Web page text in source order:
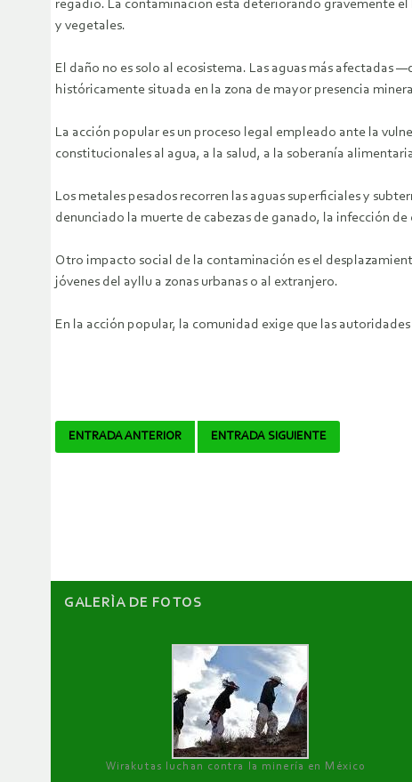
regadío. La contaminación está deteriorando gravemente
y vegetales.
El daño no es solo al ecosistema. Las aguas más afectadas
históricamente situada en la zona de mayor presencia
La acción popular es un proceso legal empleado ante la
constitucionales al agua, a la salud, a la soberanía
Los metales pesados recorren las aguas superficiales y
denunciado la muerte de cabezas de ganado, la infección
Otro impacto social de la contaminación es el
jóvenes del ayllu a zonas urbanas o al extranjero.
En la acción popular, la comunidad exige que las
Navegador
ENTRADA ANTERIOR ENTRADA SIGUIENTE
GALERÌA DE FOTOS
Wirakutas luchan contra la minería en México